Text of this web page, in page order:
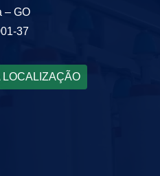
– GO
37
LOCALIZAÇÃO